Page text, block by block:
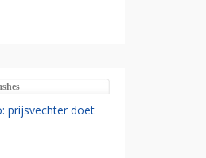
prijsvechter doet